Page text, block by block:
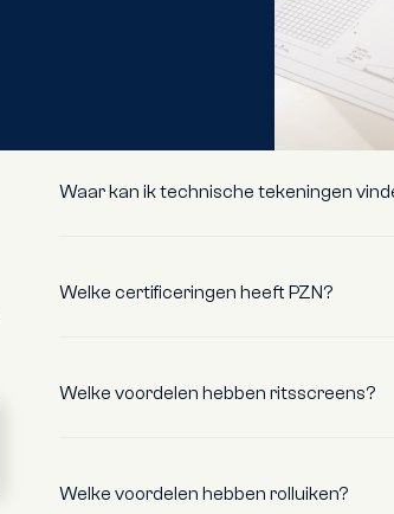
Waar kan ik technische tekeningen
Welke certificeringen heeft PZN?
Welke voordelen hebben ritsscreens?
Welke voordelen hebben rolluiken?